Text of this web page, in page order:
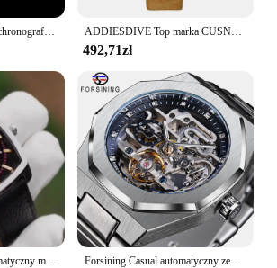
Sukness zegarek męski chronograf mechaniczne zegarki na rękę Tianjin ST19 ruch łabędzia zegarek męski zegarek prezent szafirowy kryształ V2 ADDIESDIVE Top marka CUSN8 skrzynia z brązu mężczyzn zegarek C3 Super Luminous szafirowe 20Bar wodoodporny automatyczny zegarek mechaniczny
492,71zł
Seiko RECRAFT Automatyczny męski zegarek z zieloną tarczą i brązową skórą SNKP27 Forsining Casual automatyczny zegarek 3D diamentowy szkielet Hollow męskie zegarki na rękę Luminous zegarki wojskowe Tourbillon Montre Homme